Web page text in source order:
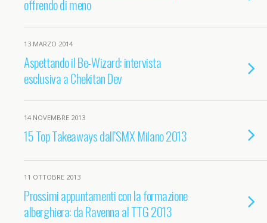
offrendo di meno
13 MARZO 2014
Aspettando il Be-Wizard: intervista
esclusiva a Chekitan Dev
14 NOVEMBRE 2013
15 Top Takeaways dall’SMX Milano 2013
11 OTTOBRE 2013
Prossimi appuntamenti con la formazione
alberghiera: da Ravenna al TTG 2013